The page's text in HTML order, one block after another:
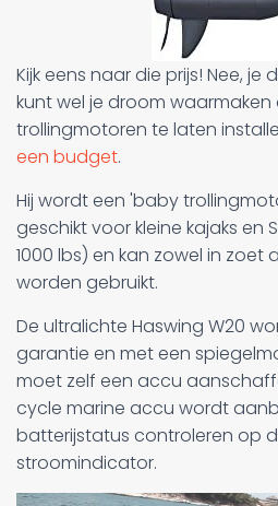
Kijk eens naar die prijs! Nee, je
kunt wel je droom
trollingmotoren te laten
een budget.
Hij wordt een 'baby
geschikt voor kleine kajaks en
1000 lbs) en kan zowel in zoet
worden gebruikt.
De ultralichte Haswing W20
garantie en met een
moet zelf een accu
cycle marine accu wordt
batterijstatus controleren op
stroomindicator.